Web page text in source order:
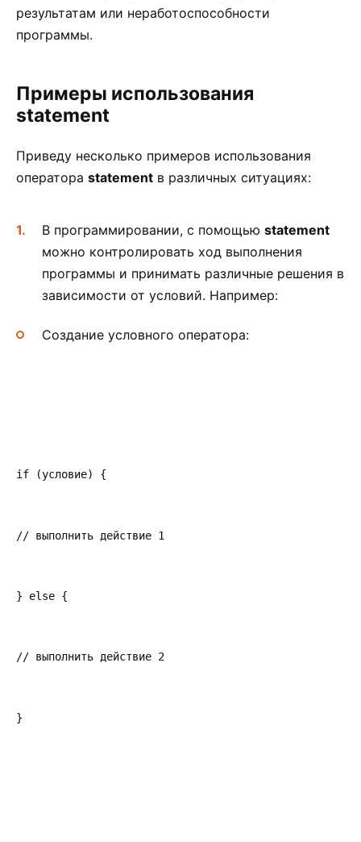
результатам или неработоспособности
программы.
Примеры использования
statement
Приведу несколько примеров использования
оператора statement в различных ситуациях:
В программировании, с помощью statement
можно контролировать ход выполнения
программы и принимать различные решения в
зависимости от условий. Например:
Создание условного оператора:
if (условие) {
// выполнить действие 1
} else {
// выполнить действие 2
}